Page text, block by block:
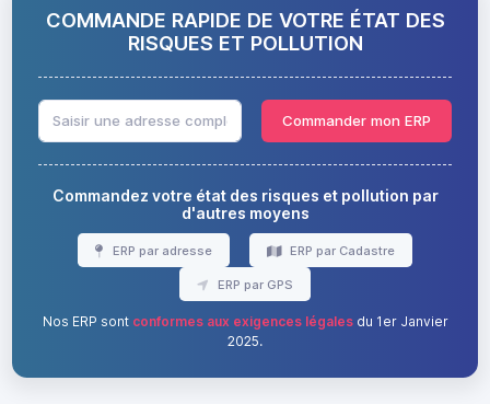
COMMANDE RAPIDE DE VOTRE ÉTAT DES
RISQUES ET POLLUTION
Commander mon ERP
Commandez votre état des risques et pollution par
d'autres moyens
ERP par adresse ERP par Cadastre
ERP par GPS
Nos ERP sont conformes aux exigences légalesdu 1er Janvier
2025.